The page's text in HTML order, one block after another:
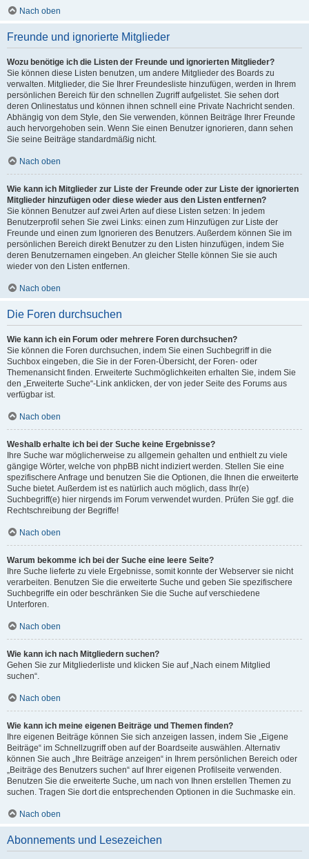
Nach oben
Freunde und ignorierte Mitglieder
Wozu benötige ich die Listen der Freunde und ignorierten Mitglieder?
Sie können diese Listen benutzen, um andere Mitglieder des Boards zu
verwalten. Mitglieder, die Sie Ihrer Freundesliste hinzufügen, werden in Ihrem
persönlichen Bereich für den schnellen Zugriff aufgelistet. Sie sehen dort
deren Onlinestatus und können ihnen schnell eine Private Nachricht senden.
Abhängig von dem Style, den Sie verwenden, können Beiträge Ihrer Freunde
auch hervorgehoben sein. Wenn Sie einen Benutzer ignorieren, dann sehen
Sie seine Beiträge standardmäßig nicht.
Nach oben
Wie kann ich Mitglieder zur Liste der Freunde oder zur Liste der ignorierten
Mitglieder hinzufügen oder diese wieder aus den Listen entfernen?
Sie können Benutzer auf zwei Arten auf diese Listen setzen: In jedem
Benutzerprofil sehen Sie zwei Links: einen zum Hinzufügen zur Liste der
Freunde und einen zum Ignorieren des Benutzers. Außerdem können Sie im
persönlichen Bereich direkt Benutzer zu den Listen hinzufügen, indem Sie
deren Benutzernamen eingeben. An gleicher Stelle können Sie sie auch
wieder von den Listen entfernen.
Nach oben
Die Foren durchsuchen
Wie kann ich ein Forum oder mehrere Foren durchsuchen?
Sie können die Foren durchsuchen, indem Sie einen Suchbegriff in die
Suchbox eingeben, die Sie in der Foren-Übersicht, der Foren- oder
Themenansicht finden. Erweiterte Suchmöglichkeiten erhalten Sie, indem Sie
den „Erweiterte Suche“-Link anklicken, der von jeder Seite des Forums aus
verfügbar ist.
Nach oben
Weshalb erhalte ich bei der Suche keine Ergebnisse?
Ihre Suche war möglicherweise zu allgemein gehalten und enthielt zu viele
gängige Wörter, welche von phpBB nicht indiziert werden. Stellen Sie eine
spezifischere Anfrage und benutzen Sie die Optionen, die Ihnen die erweiterte
Suche bietet. Außerdem ist es natürlich auch möglich, dass Ihr(e)
Suchbegriff(e) hier nirgends im Forum verwendet wurden. Prüfen Sie ggf. die
Rechtschreibung der Begriffe!
Nach oben
Warum bekomme ich bei der Suche eine leere Seite?
Ihre Suche lieferte zu viele Ergebnisse, somit konnte der Webserver sie nicht
verarbeiten. Benutzen Sie die erweiterte Suche und geben Sie spezifischere
Suchbegriffe ein oder beschränken Sie die Suche auf verschiedene
Unterforen.
Nach oben
Wie kann ich nach Mitgliedern suchen?
Gehen Sie zur Mitgliederliste und klicken Sie auf „Nach einem Mitglied
suchen“.
Nach oben
Wie kann ich meine eigenen Beiträge und Themen finden?
Ihre eigenen Beiträge können Sie sich anzeigen lassen, indem Sie „Eigene
Beiträge“ im Schnellzugriff oben auf der Boardseite auswählen. Alternativ
können Sie auch „Ihre Beiträge anzeigen“ in Ihrem persönlichen Bereich oder
„Beiträge des Benutzers suchen“ auf Ihrer eigenen Profilseite verwenden.
Benutzen Sie die erweiterte Suche, um nach von Ihnen erstellen Themen zu
suchen. Tragen Sie dort die entsprechenden Optionen in die Suchmaske ein.
Nach oben
Abonnements und Lesezeichen